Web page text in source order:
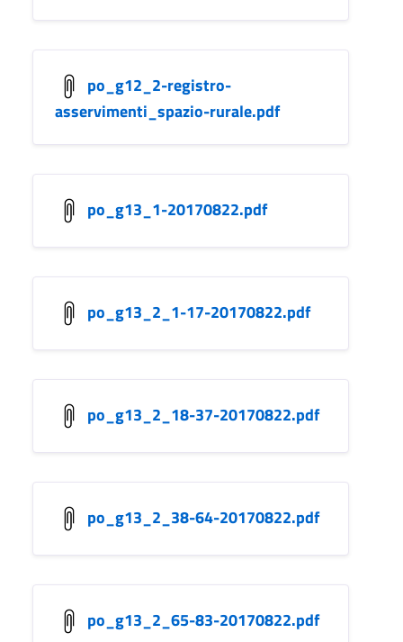
po_g12_2-registro-
asservimenti_spazio-rurale.pdf
po_g13_1-20170822.pdf
po_g13_2_1-17-20170822.pdf
po_g13_2_18-37-20170822.pdf
po_g13_2_38-64-20170822.pdf
po_g13_2_65-83-20170822.pdf